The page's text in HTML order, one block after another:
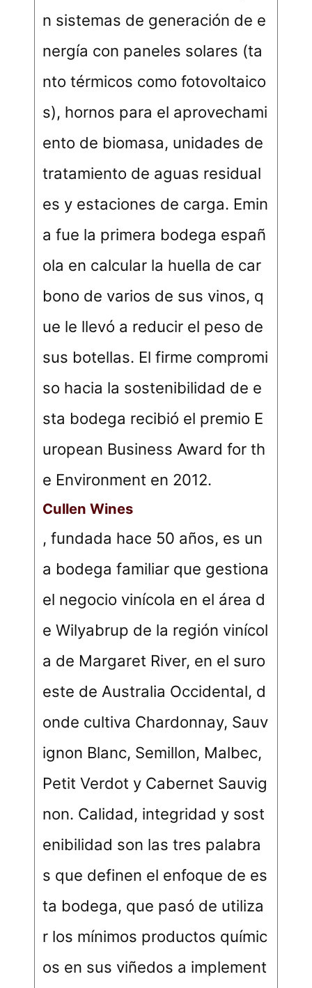
n sistemas de generación de e
nergía con paneles solares (ta
nto térmicos como fotovoltaico
s), hornos para el aprovechami
ento de biomasa, unidades de
tratamiento de aguas residual
es y estaciones de carga. Emin
a fue la primera bodega españ
ola en calcular la huella de car
bono de varios de sus vinos, q
ue le llevó a reducir el peso de
sus botellas. El firme compromi
so hacia la sostenibilidad de e
sta bodega recibió el premio E
uropean Business Award for th
e Environment en 2012.
Cullen Wines
, fundada hace 50 años, es un
a bodega familiar que gestiona
el negocio vinícola en el área d
e Wilyabrup de la región vinícol
a de Margaret River, en el suro
este de Australia Occidental, d
onde cultiva Chardonnay, Sauv
ignon Blanc, Semillon, Malbec,
Petit Verdot y Cabernet Sauvig
non. Calidad, integridad y sost
enibilidad son las tres palabra
s que definen el enfoque de es
ta bodega, que pasó de utiliza
r los mínimos productos químic
os en sus viñedos a implement